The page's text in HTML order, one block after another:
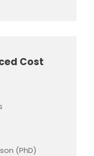
Cost
(PhD)